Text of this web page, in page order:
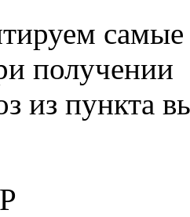
получении
из пункта